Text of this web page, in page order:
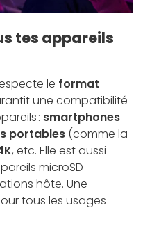
tes appareils
le format
une compatibilité
: smartphones
portables (comme la
, etc. Elle est aussi
microSD
hôte. Une
tous les usages